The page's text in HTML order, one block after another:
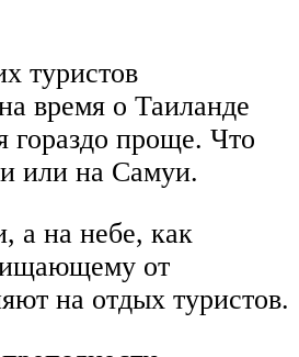
туристов
время о Таиланде
гораздо проще. Что
или на Самуи.
а на небе, как
от
на отдых туристов.